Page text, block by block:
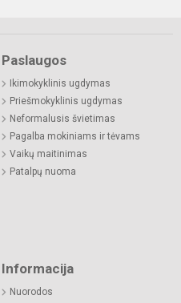
Paslaugos
Ikimokyklinis ugdymas
Priešmokyklinis ugdymas
Neformalusis švietimas
Pagalba mokiniams ir tėvams
Vaikų maitinimas
Patalpų nuoma
Informacija
Nuorodos